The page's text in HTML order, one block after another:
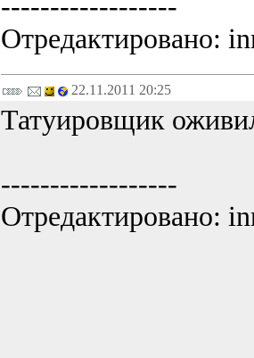
------------------
Отредактировано:
22.11.2011 20:25
Татуировщик
------------------
Отредактировано: